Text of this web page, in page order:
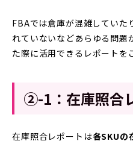
FBAでは倉庫が混雑していた
れていないなどあらゆる問題
た際に活用できるレポートを
②-1：在庫照合
在庫照合レポートは各SKUの